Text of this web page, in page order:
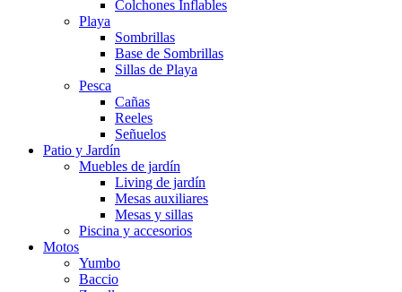
Colchones Inflables
Playa
Sombrillas
Base de Sombrillas
Sillas de Playa
Pesca
Cañas
Reeles
Señuelos
Patio y Jardín
Muebles de jardín
Living de jardín
Mesas auxiliares
Mesas y sillas
Piscina y accesorios
Motos
Yumbo
Baccio